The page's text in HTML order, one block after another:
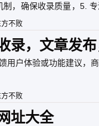
，确保收录质量，5.
方不败
录，文章发
用户体验或功能建议，
方不败
址大全